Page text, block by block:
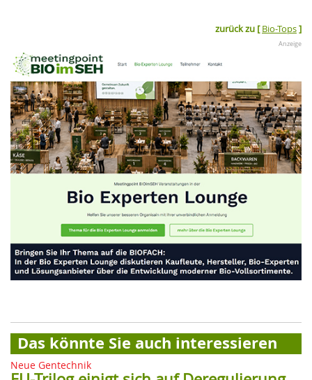
zurück zu [Bio-Tops]
Anzeige
Das könnte Sie auch interessieren
Neue Gentechnik